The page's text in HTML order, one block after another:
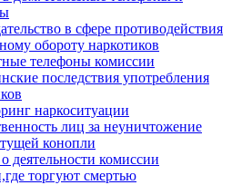
в сфере противодействия
обороту наркотиков
телефоны комиссии
последствия употребления
наркоситуации
лиц за неуничтожение
конопли
деятельности комиссии
торгуют смертью